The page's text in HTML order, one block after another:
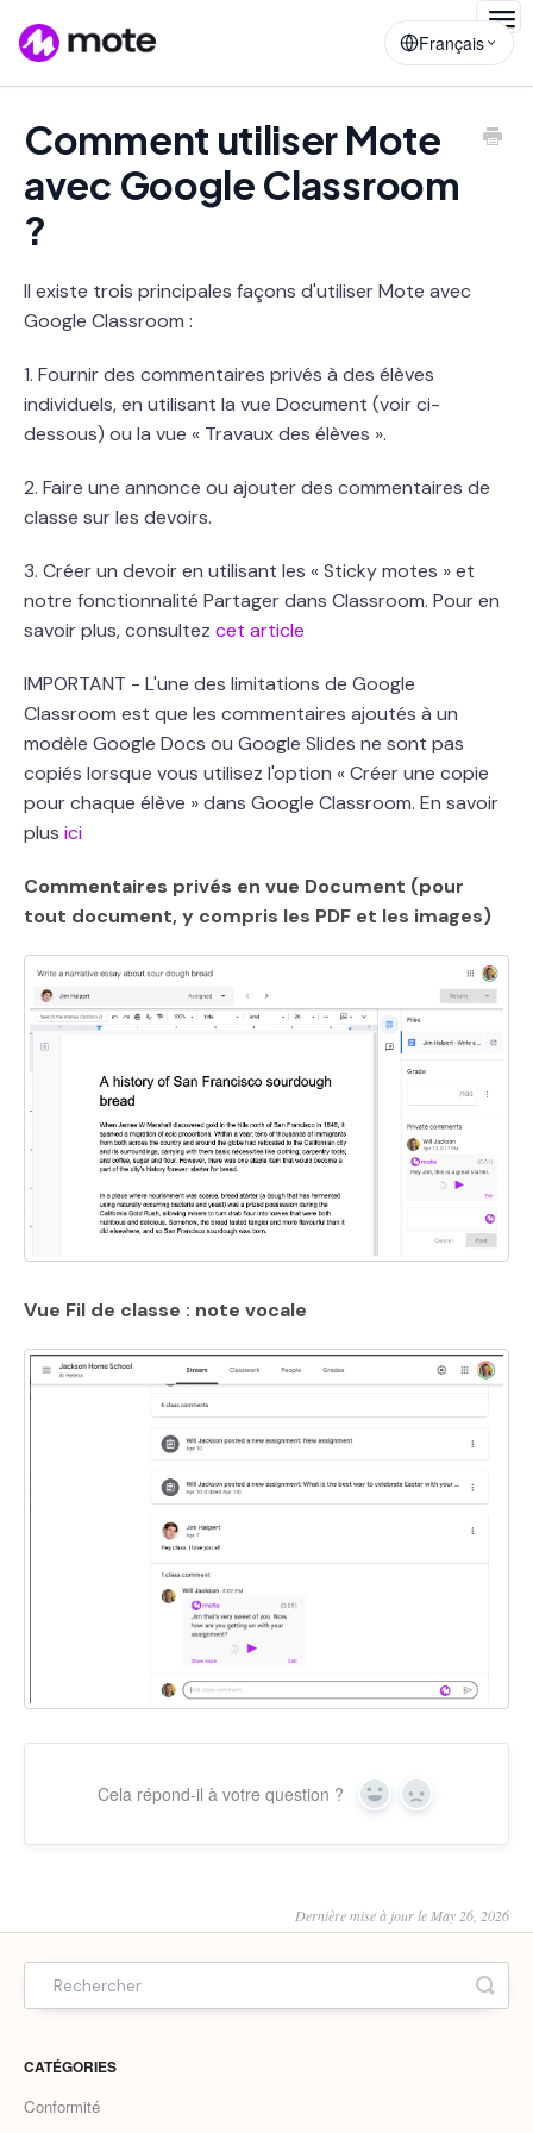
Français
Comment utiliser Mote
avec Google Classroom
?
Il existe trois principales façons d'utiliser Mote avec
Google Classroom :
1. Fournir des commentaires privés à des élèves
individuels, en utilisant la vue Document (voir ci-
dessous) ou la vue « Travaux des élèves ».
2. Faire une annonce ou ajouter des commentaires de
classe sur les devoirs.
3. Créer un devoir en utilisant les « Sticky motes » et
notre fonctionnalité Partager dans Classroom. Pour en
savoir plus, consultez cet article
IMPORTANT - L'une des limitations de Google
Classroom est que les commentaires ajoutés à un
modèle Google Docs ou Google Slides ne sont pas
copiés lorsque vous utilisez l'option « Créer une copie
pour chaque élève » dans Google Classroom. En savoir
plus ici
Commentaires privés en vue Document (pour
tout document, y compris les PDF et les images)
Vue Fil de classe : note vocale
Cela répond-il à votre question ? Yes No
Dernière mise à jour le May 26, 2026
CATÉGORIES
Conformité